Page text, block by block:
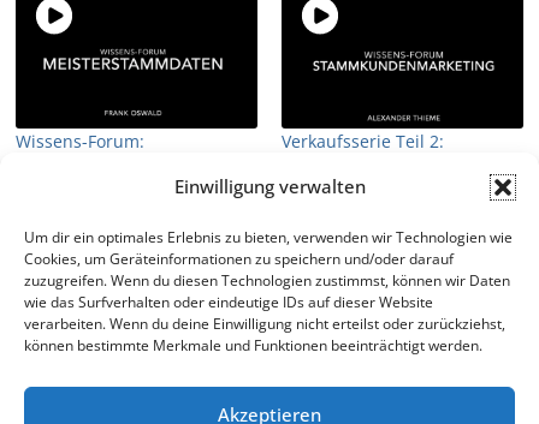
Einwilligung verwalten
Um dir ein optimales Erlebnis zu bieten, verwenden wir Technologien wie
Cookies, um Geräteinformationen zu speichern und/oder darauf
zuzugreifen. Wenn du diesen Technologien zustimmst, können wir Daten
wie das Surfverhalten oder eindeutige IDs auf dieser Website
verarbeiten. Wenn du deine Einwilligung nicht erteilst oder zurückziehst,
können bestimmte Merkmale und Funktionen beeinträchtigt werden.
Akzeptieren
Wissens-Forum:
Zahlen & Finanzen
Verkaufsserie Teil 2:
2views
Zahlen & Finanzen
1 2 »
Page 1 of 2